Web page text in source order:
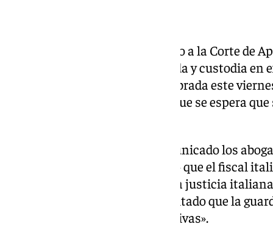
La Fiscalía italiana ha solicitado a la Corte de
«la guarda y custodia
transcurso de la vista final celebrada este
quedado visto para sentencia, que se espera
Así lo han señalado en un comunicado los
consideran una «buena noticia» que el fiscal
de procesamiento dictado por la justicia
maltrato a sus hijos, haya solicitado que la
conceda en exclusiva a Juana Rivas».